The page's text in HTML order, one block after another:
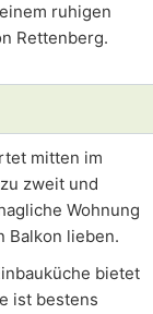
ruhigen
Rettenberg.
mitten im
zweit und
Wohnung
Balkon lieben.
bietet
ist bestens